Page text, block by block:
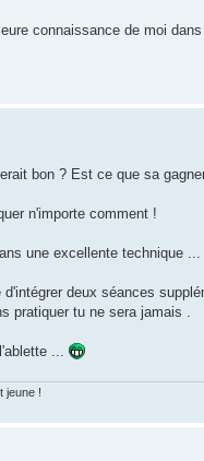
connaissance de moi dans
bon ? Est ce que sa
n'importe comment !
une excellente technique ...
deux séances
pratiquer tu ne sera jamais .
...
jeune !